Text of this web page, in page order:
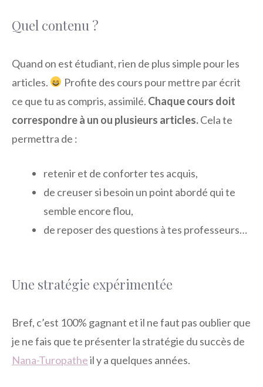
Quel contenu ?
Quand on est étudiant, rien de plus simple pour les
articles.
Profite des cours pour mettre par écrit
ce que tu as compris, assimilé. Chaque cours doit
correspondre à un ou plusieurs articles.Cela te
permettra de :
retenir et de conforter tes acquis,
de creuser si besoin un point abordé qui te
semble encore flou,
de reposer des questions à tes professeurs…
Une stratégie expérimentée
Bref, c’est 100% gagnant et il ne faut pas oublier que
je ne fais que te présenter la stratégie du succès de
Nana-Turopatheil y a quelques années.